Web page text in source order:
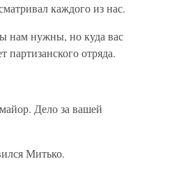
каждого из нас.
нужны, но куда вас
партизанского отряда.
Дело за вашей
Митько.